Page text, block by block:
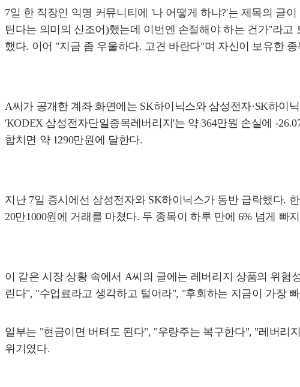
7일 한 직장인 익명 커뮤니티에 '나 어떻게 하냐?'는 제목의 글
틴다는 의미의 신조어)했는데 이번엔 손절해야 하는 건가"라
했다. 이어 "지금 좀 우울하다. 고견 바란다"며 자신이 보유한
A씨가 공개한 계좌 화면에는 SK하이닉스와 삼성전자·SK하이
'KODEX 삼성전자단일종목레버리지'는 약 364만원 손실에 -
합치면 약 1290만원에 달한다.
지난 7일 증시에선 삼성전자와 SK하이닉스가 동반 급락했다.
20만1000원에 거래를 마쳤다. 두 종목이 하루 만에 6% 넘게 빠
이 같은 시장 상황 속에서 A씨의 글에는 레버리지 상품의 위
린다", "수업료라고 생각하고 털어라", "후회하는 지금이 가장
일부는 "현금이면 버텨도 된다", "우량주는 복구한다", "레버리
위기였다.